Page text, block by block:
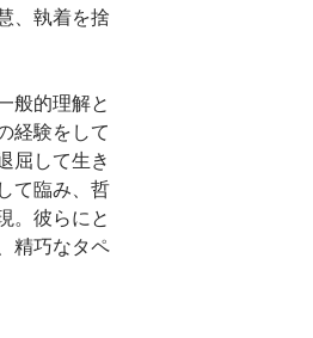
、執着を捨
般的理解と
経験をして
屈して生き
て臨み、哲
。彼らにと
精巧なタペ